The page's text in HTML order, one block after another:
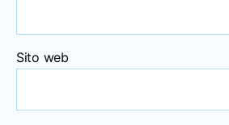
Sito web